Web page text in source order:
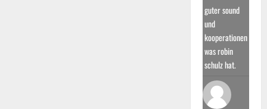
guter sound
und
kooperationen
was robin
schulz hat.